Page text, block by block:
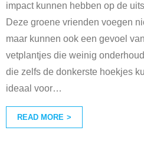
impact kunnen hebben op de
Deze groene vrienden voegen
maar kunnen ook een gevoel
vetplantjes die weinig
die zelfs de donkerste hoekjes
ideaal voor…
READ MORE